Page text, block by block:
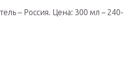
– Россия. Цена: 300 мл – 240-